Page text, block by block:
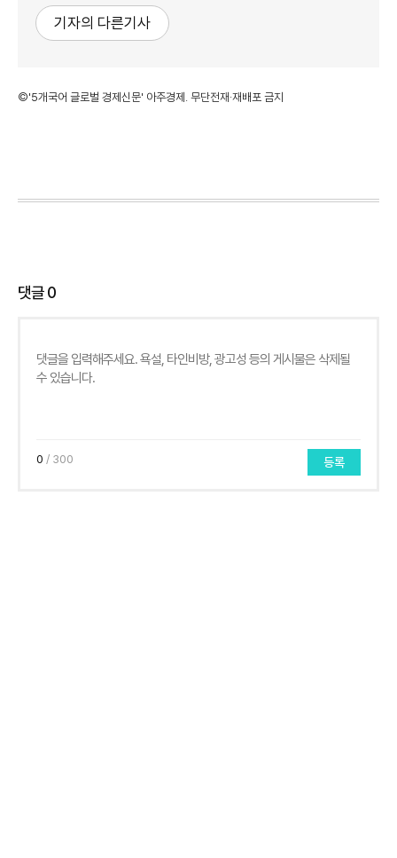
기자의 다른기사
©'5개국어 글로벌 경제신문' 아주경제. 무단전재·재배포 금지
댓글0
0 / 300 등록